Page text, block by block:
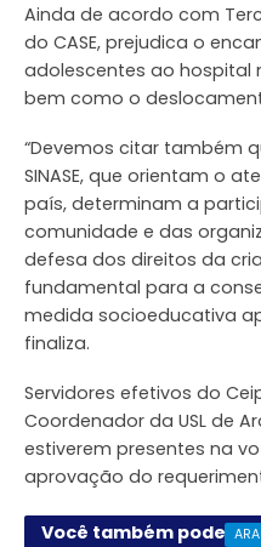
Ainda de acordo com
do CASE, prejudica o
adolescentes ao hospital
bem como o
“Devemos citar também
SINASE, que orientam o
país, determinam a
comunidade e das
defesa dos direitos da
fundamental para a
medida socioeducativa
finaliza.
Servidores efetivos do
Coordenador da USL de
estiverem presentes na
aprovação do
Você também pode